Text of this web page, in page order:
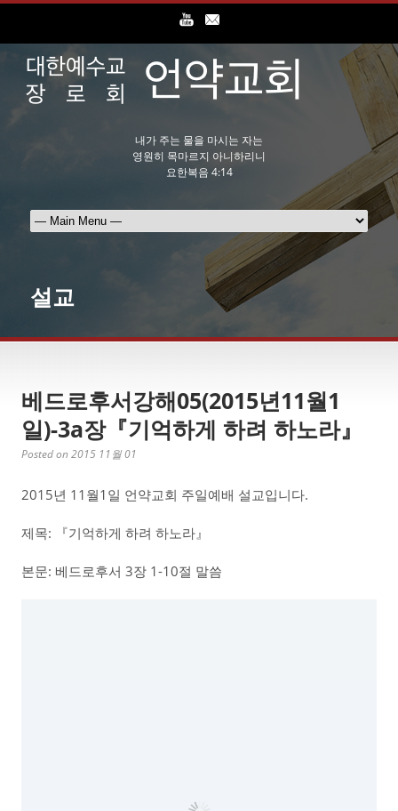
내가 주는 물을 마시는 자는
영원히 목마르지 아니하리니
요한복음 4:14
설교
베드로후서강해05(2015년11월1
일)-3a장『기억하게 하려 하노라』
Posted on 2015 11월 01
2015년 11월1일 언약교회 주일예배 설교입니다.
제목: 『기억하게 하려 하노라』
본문: 베드로후서 3장 1-10절 말씀